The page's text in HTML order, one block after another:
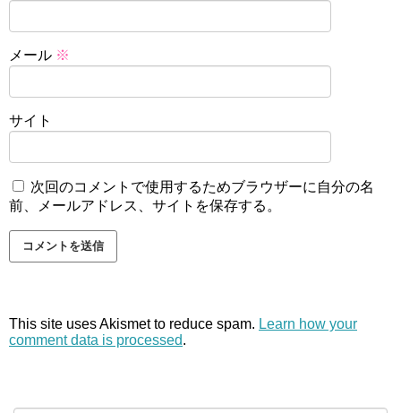
メール ※
サイト
次回のコメントで使用するためブラウザーに自分の名
前、メールアドレス、サイトを保存する。
This site uses Akismet to reduce spam. Learn how your
comment data is processed.